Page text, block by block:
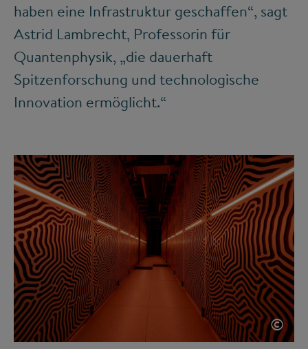
haben eine Infrastruktur geschaffen“, sagt
Astrid Lambrecht, Professorin für
Quantenphysik, „die dauerhaft
Spitzenforschung und technologische
Innovation ermöglicht.“
©